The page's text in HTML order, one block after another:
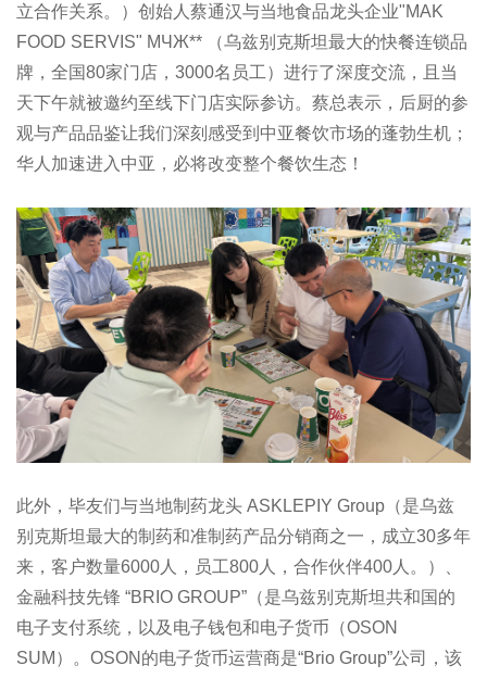
立合作关系。）创始人蔡通汉与当地食品龙头企业"MAK
FOOD SERVIS" МЧЖ** （乌兹别克斯坦最大的快餐连锁品
牌，全国80家门店，3000名员工）进行了深度交流，且当
天下午就被邀约至线下门店实际参访。蔡总表示，后厨的参
观与产品品鉴让我们深刻感受到中亚餐饮市场的蓬勃生机；
华人加速进入中亚，必将改变整个餐饮生态！
此外，毕友们与当地制药龙头 ASKLEPIY Group（是乌兹
别克斯坦最大的制药和准制药产品分销商之一，成立30多年
来，客户数量6000人，员工800人，合作伙伴400人。）、
金融科技先锋 “BRIO GROUP”（是乌兹别克斯坦共和国的
电子支付系统，以及电子钱包和电子货币（OSON
SUM）。OSON的电子货币运营商是“Brio Group”公司，该